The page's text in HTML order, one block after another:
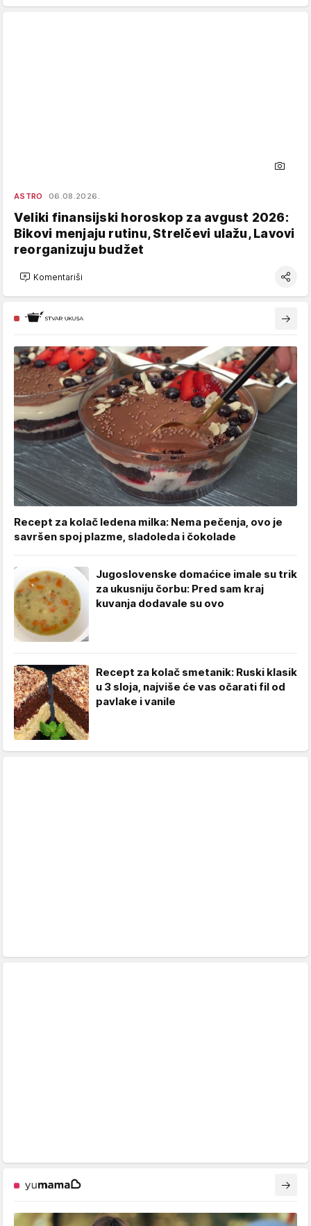
ASTRO 06.08.2026.
Veliki finansijski horoskop za avgust 2026:
Bikovi menjaju rutinu, Strelčevi ulažu, Lavovi
reorganizuju budžet
Komentariši
Recept za kolač ledena milka: Nema pečenja, ovo je
savršen spoj plazme, sladoleda i čokolade
Jugoslovenske domaćice imale su trik
za ukusniju čorbu: Pred sam kraj
kuvanja dodavale su ovo
Recept za kolač smetanik: Ruski klasik
u 3 sloja, najviše će vas očarati fil od
pavlake i vanile